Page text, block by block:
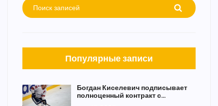
Популярные записи
Богдан Киселевич подписывает
полноценный контракт с